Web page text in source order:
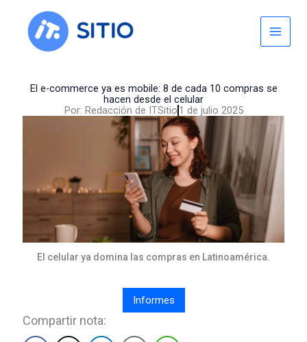
content
El e-commerce ya es mobile: 8 de cada 10 compras se
hacen desde el celular
Por: Redacción de ITSitio 1 de julio 2025
El celular ya domina las compras en Latinoamérica.
Informes
Compartir nota: